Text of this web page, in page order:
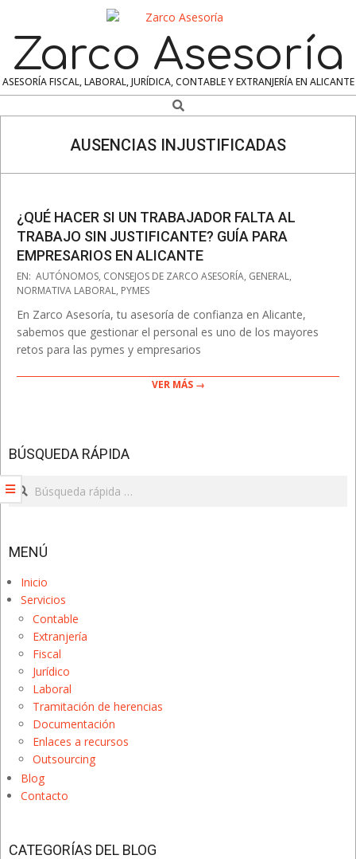
content
Zarco Asesoría
ASESORÍA FISCAL, LABORAL, JURÍDICA, CONTABLE Y EXTRANJERÍA EN ALICANTE
Search
AUSENCIAS INJUSTIFICADAS
¿QUÉ HACER SI UN TRABAJADOR FALTA AL
TRABAJO SIN JUSTIFICANTE? GUÍA PARA
EMPRESARIOS EN ALICANTE
2025-
07-
21
EN: AUTÓNOMOS, CONSEJOS DE ZARCO ASESORÍA, GENERAL,
NORMATIVA LABORAL, PYMES
En Zarco Asesoría, tu asesoría de confianza en Alicante,
sabemos que gestionar el personal es uno de los mayores
retos para las pymes y empresarios
VER MÁS →
BÚSQUEDA RÁPIDA
Search
MENÚ
Inicio
Servicios
Contable
Extranjería
Fiscal
Jurídico
Laboral
Tramitación de herencias
Documentación
Enlaces a recursos
Outsourcing
Blog
Contacto
CATEGORÍAS DEL BLOG